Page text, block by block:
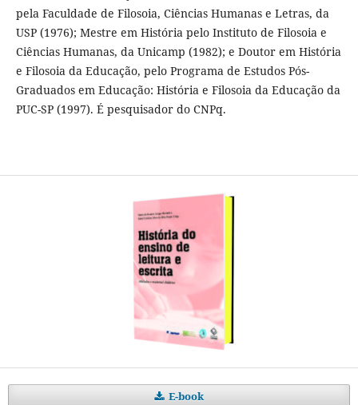
pela Faculdade de Filosoia, Ciências Humanas e Letras, da
USP (1976); Mestre em História pelo Instituto de Filosoia e
Ciências Humanas, da Unicamp (1982); e Doutor em História
e Filosoia da Educação, pelo Programa de Estudos Pós-
Graduados em Educação: História e Filosoia da Educação da
PUC-SP (1997). É pesquisador do CNPq.
E-book